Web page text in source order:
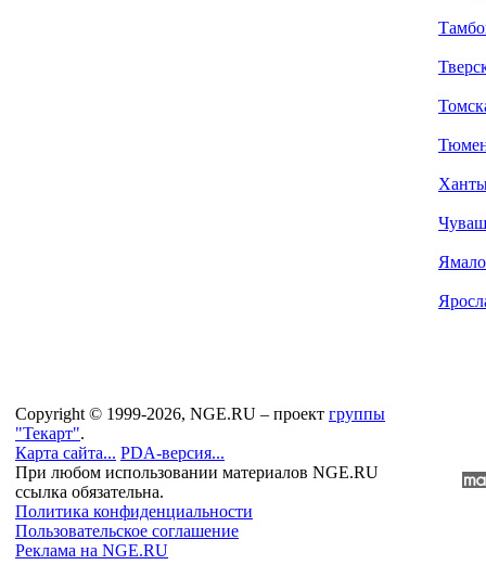
Copyright © 1999-2026, NGE.RU – проект группы
"Текарт".
Карта сайта... PDA-версия...
При любом использовании материалов NGE.RU
ссылка обязательна.
Политика конфиденциальности
Пользовательское соглашение
Реклама на NGE.RU